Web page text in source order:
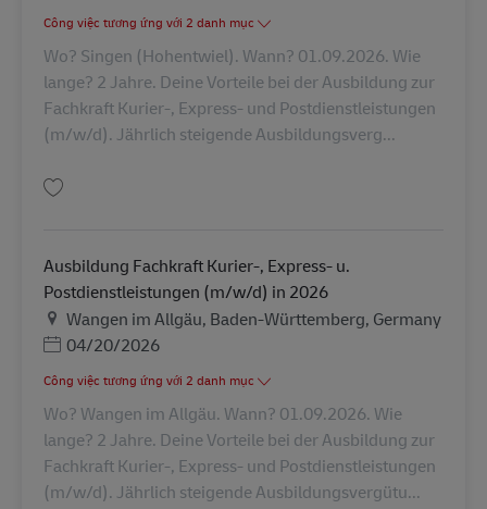
Công việc tương ứng với 2 danh mục
Wo? Singen (Hohentwiel). Wann? 01.09.2026. Wie
lange? 2 Jahre. Deine Vorteile bei der Ausbildung zur
Fachkraft Kurier-, Express- und Postdienstleistungen
(m/w/d). Jährlich steigende Ausbildungsverg...
Ausbildung Fachkraft Kurier-, Express- u.
Postdienstleistungen (m/w/d) in 2026
Địa điểm
Wangen im Allgäu, Baden-Württemberg, Germany
Posted Date
04/20/2026
Công việc tương ứng với 2 danh mục
Wo? Wangen im Allgäu. Wann? 01.09.2026. Wie
lange? 2 Jahre. Deine Vorteile bei der Ausbildung zur
Fachkraft Kurier-, Express- und Postdienstleistungen
(m/w/d). Jährlich steigende Ausbildungsvergütu...